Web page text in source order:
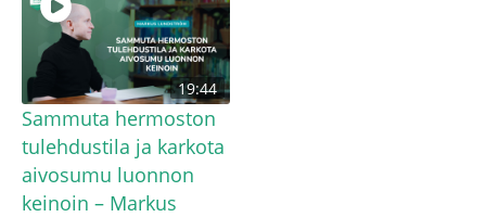
19:44
Sammuta hermoston
tulehdustila ja karkota
aivosumu luonnon
keinoin – Markus